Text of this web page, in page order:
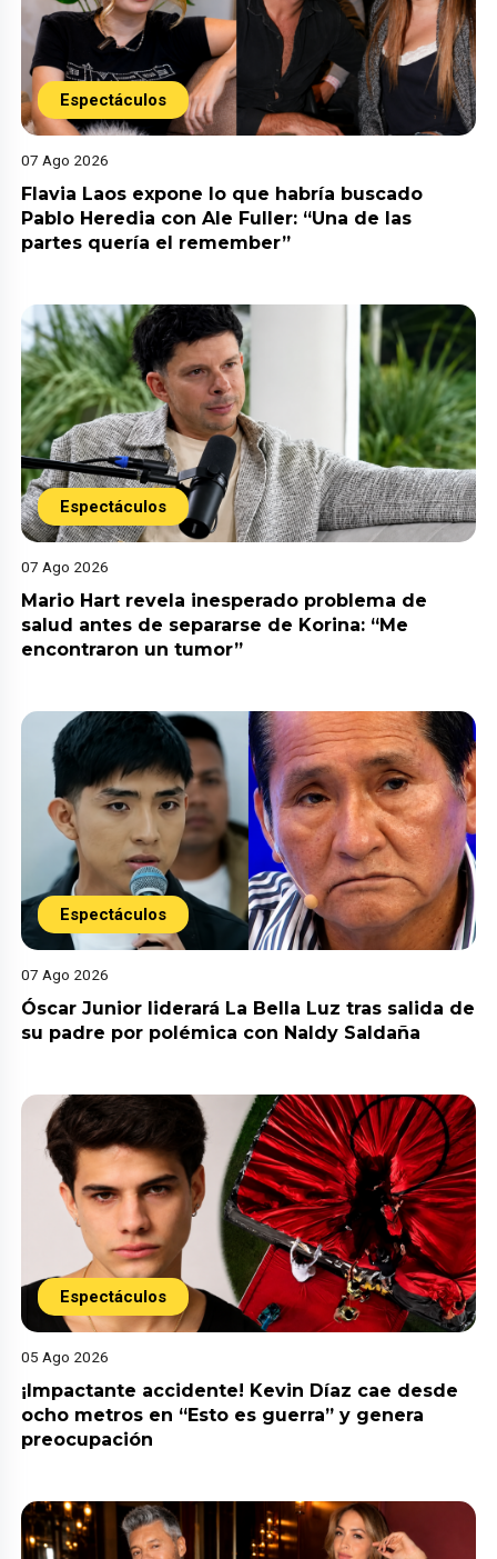
Espectáculos
07 Ago 2026
Flavia Laos expone lo que habría buscado
Pablo Heredia con Ale Fuller: “Una de las
partes quería el remember”
Espectáculos
07 Ago 2026
Mario Hart revela inesperado problema de
salud antes de separarse de Korina: “Me
encontraron un tumor”
Espectáculos
07 Ago 2026
Óscar Junior liderará La Bella Luz tras salida de
su padre por polémica con Naldy Saldaña
Espectáculos
05 Ago 2026
¡Impactante accidente! Kevin Díaz cae desde
ocho metros en “Esto es guerra” y genera
preocupación